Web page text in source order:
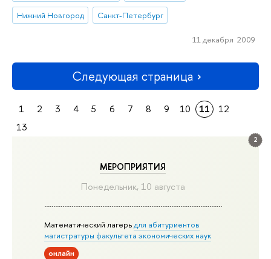
2
МЕРОПРИЯТИЯ
Понедельник, 10 августа
Математический лагерьдля абитуриентов
магистратуры факультета экономических наук
онлайн
Нижний Новгород
Санкт-Петербург
11 декабря 2009
Следующая страница
1 2 3 4 5 6 7 8 9 10 11
12
13